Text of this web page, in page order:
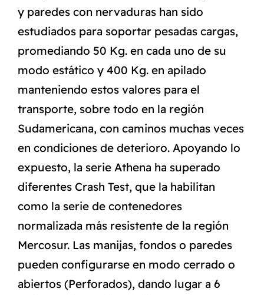
y paredes con nervaduras han sido
estudiados para soportar pesadas cargas,
promediando 50 Kg. en cada uno de su
modo estático y 400 Kg. en apilado
manteniendo estos valores para el
transporte, sobre todo en la región
Sudamericana, con caminos muchas veces
en condiciones de deterioro. Apoyando lo
expuesto, la serie Athena ha superado
diferentes Crash Test, que la habilitan
como la serie de contenedores
normalizada más resistente de la región
Mercosur. Las manijas, fondos o paredes
pueden configurarse en modo cerrado o
abiertos (Perforados), dando lugar a 6